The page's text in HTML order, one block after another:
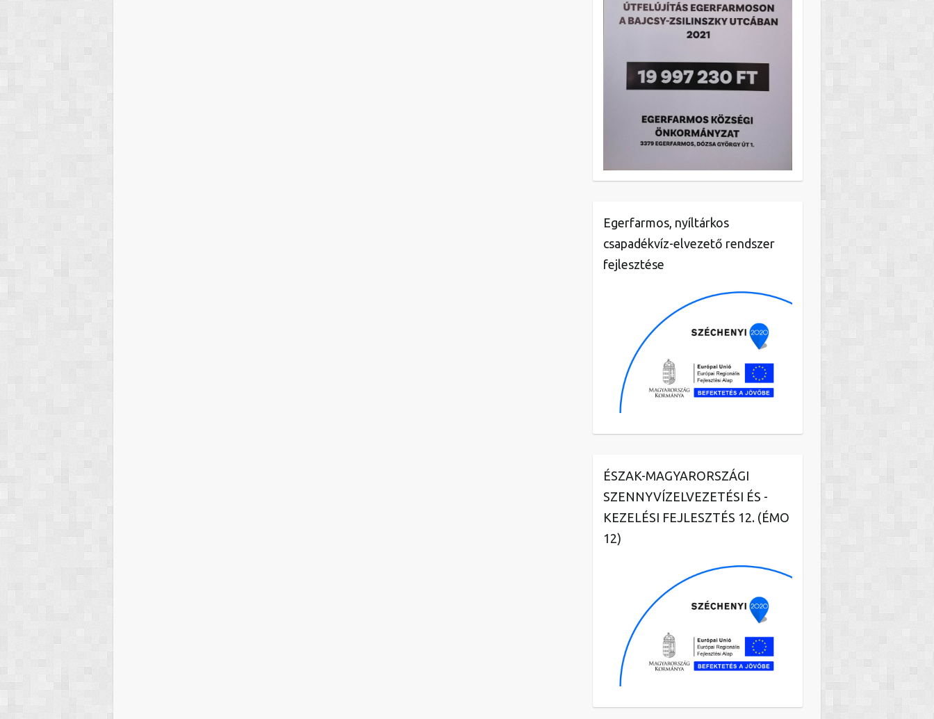
Egerfarmos, nyíltárkos
csapadékvíz-elvezető rendszer
fejlesztése
ÉSZAK-MAGYARORSZÁGI
SZENNYVÍZELVEZETÉSI ÉS -
KEZELÉSI FEJLESZTÉS 12. (ÉMO
12)